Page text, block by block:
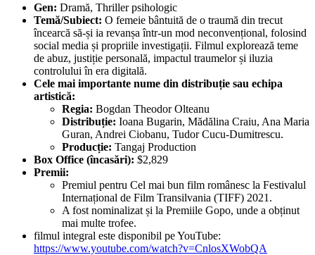
Gen: Dramă, Thriller psihologic
Temă/Subiect: O femeie bântuită de o traumă din trecut
încearcă să-și ia revanșa într-un mod neconvențional, folosind
social media și propriile investigații. Filmul explorează teme
de abuz, justiție personală, impactul traumelor și iluzia
controlului în era digitală.
Cele mai importante nume din distribuție sau echipa
artistică:
Regia: Bogdan Theodor Olteanu
Distribuție: Ioana Bugarin, Mădălina Craiu, Ana Maria
Guran, Andrei Ciobanu, Tudor Cucu-Dumitrescu.
Producție: Tangaj Production
Box Office (încasări): $2,829
Premii:
Premiul pentru Cel mai bun film românesc la Festivalul
Internațional de Film Transilvania (TIFF) 2021.
A fost nominalizat și la Premiile Gopo, unde a obținut
mai multe trofee.
filmul integral este disponibil pe YouTube:
https://www.youtube.com/watch?v=CnlosXWobQA